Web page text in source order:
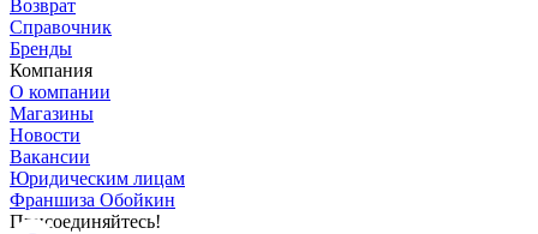
Возврат
Справочник
Бренды
Компания
О компании
Магазины
Новости
Вакансии
Юридическим лицам
Франшиза Обойкин
Присоединяйтесь!